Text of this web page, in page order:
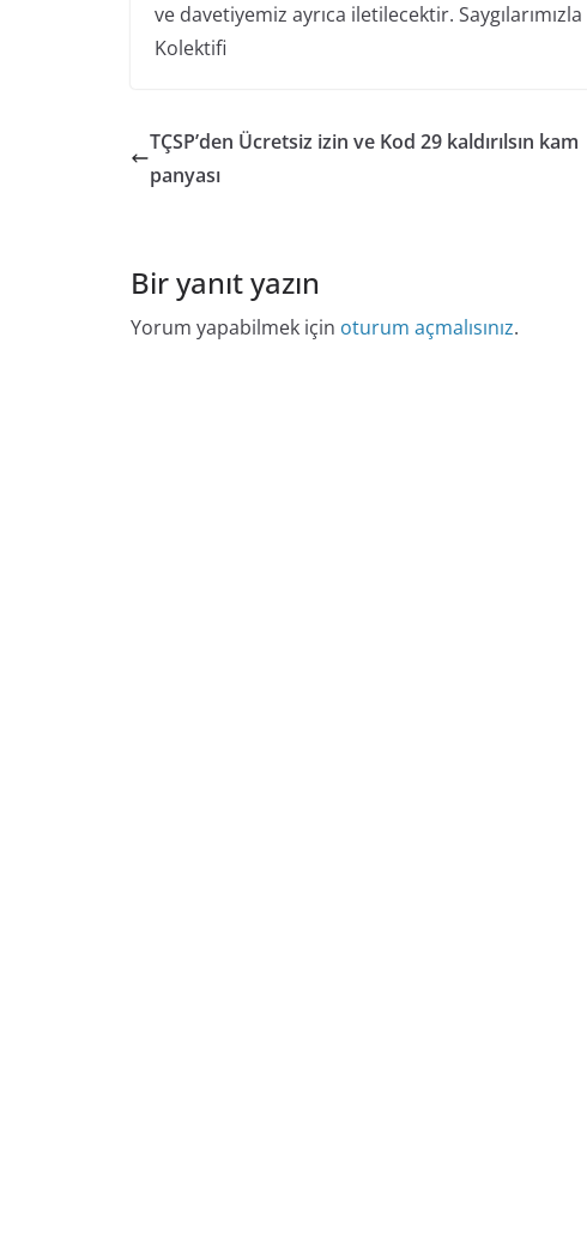
ve davetiyemiz ayrıca iletilecektir. Saygılarımızla
Kolektifi
TÇSP’den Ücretsiz izin ve Kod 29 kaldırılsın kam
panyası
Bir yanıt yazın
Yorum yapabilmek için oturum açmalısınız.